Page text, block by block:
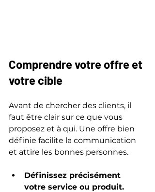
Comprendre votre offre et
votre cible
Avant de chercher des clients, il
faut être clair sur ce que vous
proposez et à qui. Une offre bien
définie facilite la communication
et attire les bonnes personnes.
Définissez précisément
votre service ou produit.